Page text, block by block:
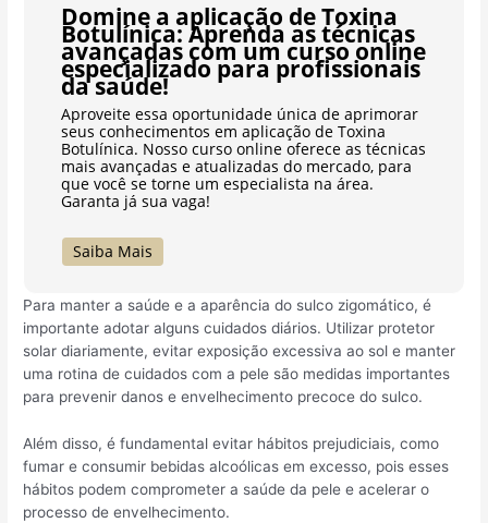
Domine a aplicação de Toxina
Botulínica: Aprenda as técnicas
avançadas com um curso online
especializado para profissionais
da saúde!
Aproveite essa oportunidade única de aprimorar
seus conhecimentos em aplicação de Toxina
Botulínica. Nosso curso online oferece as técnicas
mais avançadas e atualizadas do mercado, para
que você se torne um especialista na área.
Garanta já sua vaga!
Saiba Mais
Para manter a saúde e a aparência do sulco zigomático, é
importante adotar alguns cuidados diários. Utilizar protetor
solar diariamente, evitar exposição excessiva ao sol e manter
uma rotina de cuidados com a pele são medidas importantes
para prevenir danos e envelhecimento precoce do sulco.
Além disso, é fundamental evitar hábitos prejudiciais, como
fumar e consumir bebidas alcoólicas em excesso, pois esses
hábitos podem comprometer a saúde da pele e acelerar o
processo de envelhecimento.